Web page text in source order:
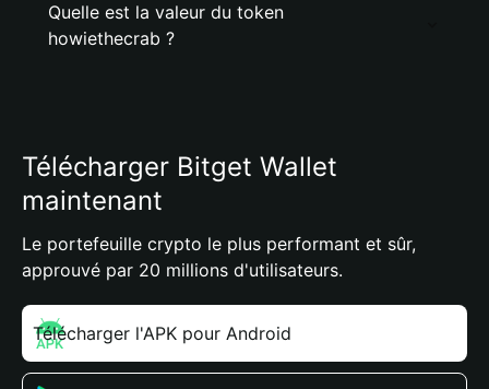
Quelle est la valeur du token
howiethecrab ?
Télécharger Bitget Wallet
maintenant
Le portefeuille crypto le plus performant et sûr,
approuvé par 20 millions d'utilisateurs.
Télécharger l'APK pour Android